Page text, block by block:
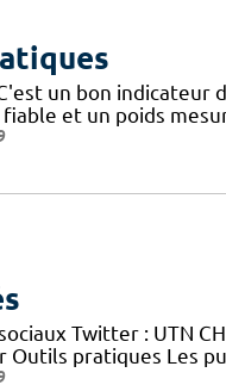
un bon
et un poids
Twitter : UTN
Outils pratiques Les